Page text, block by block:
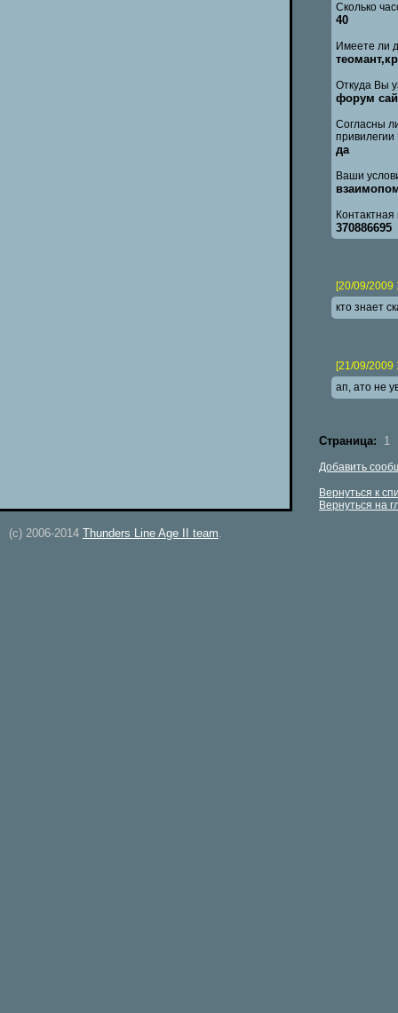
Сколько
40
Имеете ли
Откуда Вы
форум
Согласны
привилегии
да
Ваши
370886695
[20/09/2009
кто знает
[21/09/2009
ап, ато не
Страница: 1
Добавить
Вернуться к
Вернуться на
(c) 2006-2014 Thunders Line Age II team.